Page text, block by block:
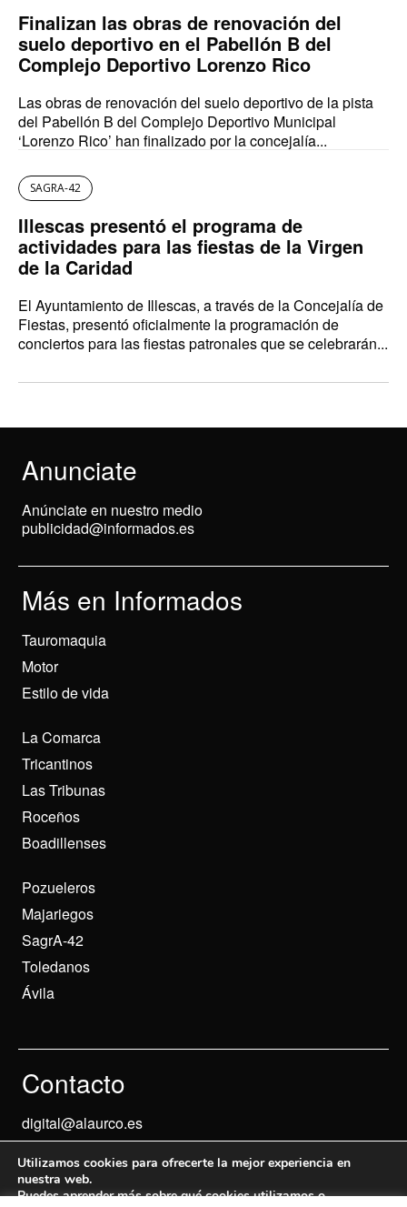
Finalizan las obras de renovación del
suelo deportivo en el Pabellón B del
Complejo Deportivo Lorenzo Rico
Las obras de renovación del suelo deportivo de la pista
del Pabellón B del Complejo Deportivo Municipal
‘Lorenzo Rico’ han finalizado por la concejalía...
SAGRA-42
Illescas presentó el programa de
actividades para las fiestas de la Virgen
de la Caridad
El Ayuntamiento de Illescas, a través de la Concejalía de
Fiestas, presentó oficialmente la programación de
conciertos para las fiestas patronales que se celebrarán...
Anunciate
Anúnciate en nuestro medio
publicidad@informados.es
Más en Informados
Tauromaquia
Motor
Estilo de vida
La Comarca
Tricantinos
Las Tribunas
Roceños
Boadillenses
Pozueleros
Majariegos
SagrA-42
Toledanos
Ávila
Contacto
digital@alaurco.es
Utilizamos cookies para ofrecerte la mejor experiencia en
nuestra web.
Puedes aprender más sobre qué cookies utilizamos o